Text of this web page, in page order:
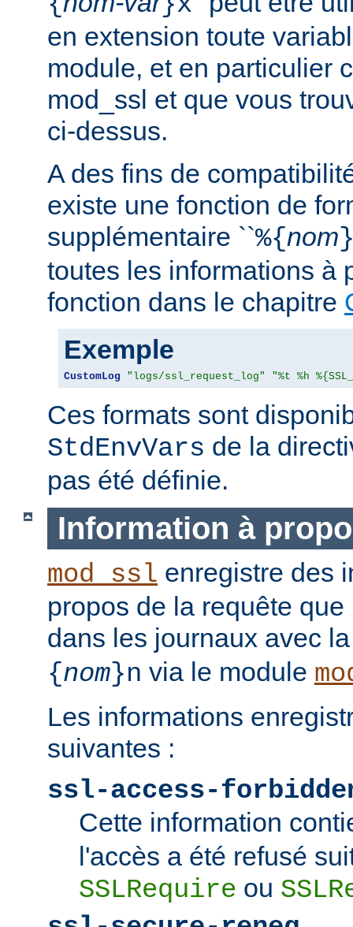
en extension toute
module, et en particulier
mod_ssl et que vous
ci-dessus.
A des fins de
existe une fonction de
supplémentaire ``%{nom
toutes les informations à
fonction dans le chapitre
Exemple
CustomLog "logs/ssl_request_log" "%t %h
Ces formats sont
StdEnvVars de la
pas été définie.
Information à
mod_ssl enregistre des
propos de la requête
dans les journaux avec
{nom}n via le module
Les informations
suivantes :
ssl-access-
Cette information
l'accès a été refusé
SSLRequire ou